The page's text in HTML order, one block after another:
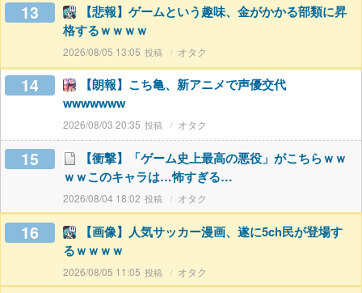
13
【悲報】ゲームという趣味、金がかかる部類に昇
格するｗｗｗｗ
2026/08/05 13:05 オタク
14
【朗報】こち亀、新アニメで声優交代
wwwwwww
2026/08/03 20:35 オタク
15
【衝撃】「ゲーム史上最高の悪役」がこちらｗｗ
ｗｗこのキャラは…怖すぎる…
2026/08/04 18:02 オタク
16
【画像】人気サッカー漫画、遂に5ch民が登場す
るｗｗｗｗ
2026/08/05 11:05 オタク